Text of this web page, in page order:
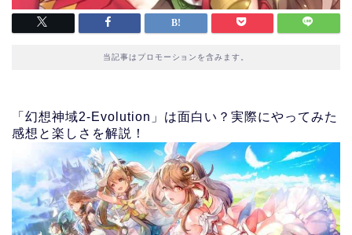
当記事はプロモーションを含みます。
「幻想神域2-Evolution」は面白い？実際にやってみた
感想と楽しさを解説！